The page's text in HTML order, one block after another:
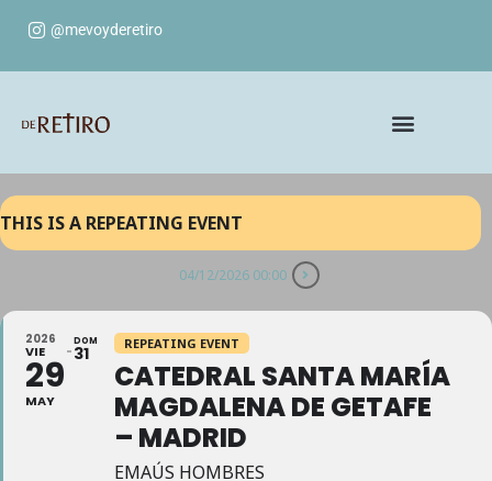
@mevoyderetiro
THIS IS A REPEATING EVENT
04/12/2026 00:00
2026
VIE
29
MAY
DOM
31 REPEATING EVENT
CATEDRAL SANTA MARÍA
MAGDALENA DE GETAFE
– MADRID
EMAÚS HOMBRES